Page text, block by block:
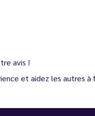
avis !
et aidez les autres à